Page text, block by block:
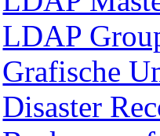
LDAP
Grafische
Disaster